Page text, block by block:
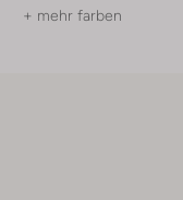
+ mehr farben